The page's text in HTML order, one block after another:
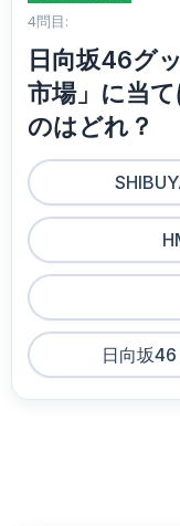
4問目:
日向坂46グ
市場」に当
のはどれ？
日向坂